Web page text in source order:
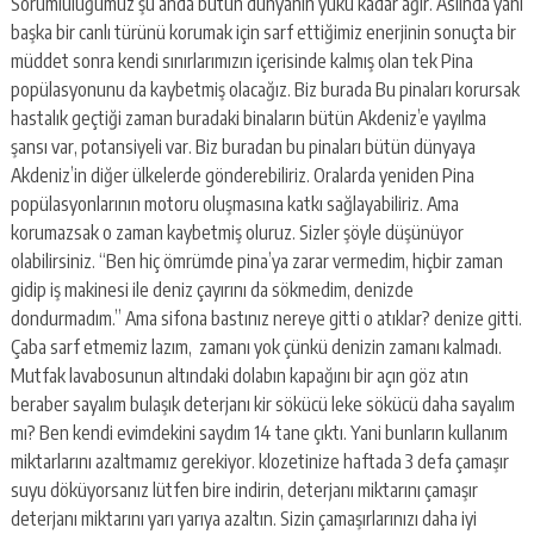
başka bir canlı türünü korumak için sarf ettiğimiz enerjinin sonuçta bir
müddet sonra kendi sınırlarımızın içerisinde kalmış olan tek Pina
popülasyonunu da kaybetmiş olacağız. Biz burada Bu pinaları korursak
hastalık geçtiği zaman buradaki binaların bütün Akdeniz’e yayılma
şansı var, potansiyeli var. Biz buradan bu pinaları bütün dünyaya
Akdeniz’in diğer ülkelerde gönderebiliriz. Oralarda yeniden Pina
popülasyonlarının motoru oluşmasına katkı sağlayabiliriz. Ama
korumazsak o zaman kaybetmiş oluruz. Sizler şöyle düşünüyor
olabilirsiniz. “Ben hiç ömrümde pina’ya zarar vermedim, hiçbir zaman
gidip iş makinesi ile deniz çayırını da sökmedim, denizde
dondurmadım.” Ama sifona bastınız nereye gitti o atıklar? denize gitti.
Çaba sarf etmemiz lazım, zamanı yok çünkü denizin zamanı kalmadı.
Mutfak lavabosunun altındaki dolabın kapağını bir açın göz atın
beraber sayalım bulaşık deterjanı kir sökücü leke sökücü daha sayalım
mı? Ben kendi evimdekini saydım 14 tane çıktı. Yani bunların kullanım
miktarlarını azaltmamız gerekiyor. klozetinize haftada 3 defa çamaşır
suyu döküyorsanız lütfen bire indirin, deterjanı miktarını çamaşır
deterjanı miktarını yarı yarıya azaltın. Sizin çamaşırlarınızı daha iyi